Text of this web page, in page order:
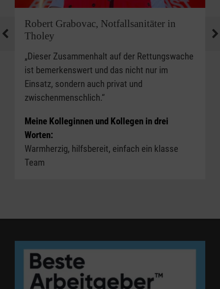
Robert Grabovac, Notfallsanitäter in
Tholey
„Dieser Zusammenhalt auf der Rettungswache
ist bemerkenswert und das nicht nur im
Einsatz, sondern auch privat und
zwischenmenschlich.“
Meine Kolleginnen und Kollegen in drei
Worten:
Warmherzig, hilfsbereit, einfach ein klasse
Team